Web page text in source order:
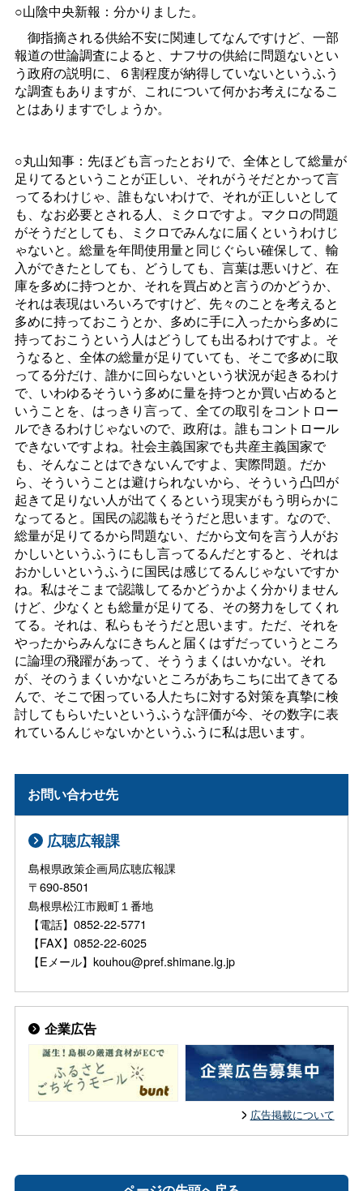
○山陰中央新報：分かりました。
御指摘される供給不安に関連してなんですけど、一部
報道の世論調査によると、ナフサの供給に問題ないとい
う政府の説明に、６割程度が納得していないというふう
な調査もありますが、これについて何かお考えになるこ
とはありますでしょうか。
○丸山知事：先ほども言ったとおりで、全体として総量が
足りてるということが正しい、それがうそだとかって言
ってるわけじゃ、誰もないわけで、それが正しいとして
も、なお必要とされる人、ミクロですよ。マクロの問題
がそうだとしても、ミクロでみんなに届くというわけじ
ゃないと。総量を年間使用量と同じぐらい確保して、輸
入ができたとしても、どうしても、言葉は悪いけど、在
庫を多めに持つとか、それを買占めと言うのかどうか、
それは表現はいろいろですけど、先々のことを考えると
多めに持っておこうとか、多めに手に入ったから多めに
持っておこうという人はどうしても出るわけですよ。そ
うなると、全体の総量が足りていても、そこで多めに取
ってる分だけ、誰かに回らないという状況が起きるわけ
で、いわゆるそういう多めに量を持つとか買い占めると
いうことを、はっきり言って、全ての取引をコントロー
ルできるわけじゃないので、政府は。誰もコントロール
できないですよね。社会主義国家でも共産主義国家で
も、そんなことはできないんですよ、実際問題。だか
ら、そういうことは避けられないから、そういう凸凹が
起きて足りない人が出てくるという現実がもう明らかに
なってると。国民の認識もそうだと思います。なので、
総量が足りてるから問題ない、だから文句を言う人がお
かしいというふうにもし言ってるんだとすると、それは
おかしいというふうに国民は感じてるんじゃないですか
ね。私はそこまで認識してるかどうかよく分かりません
けど、少なくとも総量が足りてる、その努力をしてくれ
てる。それは、私らもそうだと思います。ただ、それを
やったからみんなにきちんと届くはずだっていうところ
に論理の飛躍があって、そううまくはいかない。それ
が、そのうまくいかないところがあちこちに出てきてる
んで、そこで困っている人たちに対する対策を真摯に検
討してもらいたいというふうな評価が今、その数字に表
れているんじゃないかというふうに私は思います。
お問い合わせ先
広聴広報課
島根県政策企画局広聴広報課
〒690-8501
島根県松江市殿町１番地
【電話】0852-22-5771
【FAX】0852-22-6025
【Eメール】kouhou@pref.shimane.lg.jp
企業広告
広告掲載について